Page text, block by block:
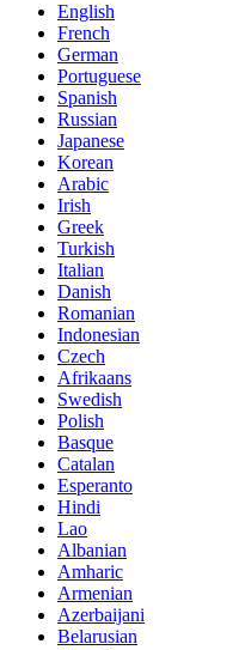
English
French
German
Portuguese
Spanish
Russian
Japanese
Korean
Arabic
Irish
Greek
Turkish
Italian
Danish
Romanian
Indonesian
Czech
Afrikaans
Swedish
Polish
Basque
Catalan
Esperanto
Hindi
Lao
Albanian
Amharic
Armenian
Azerbaijani
Belarusian